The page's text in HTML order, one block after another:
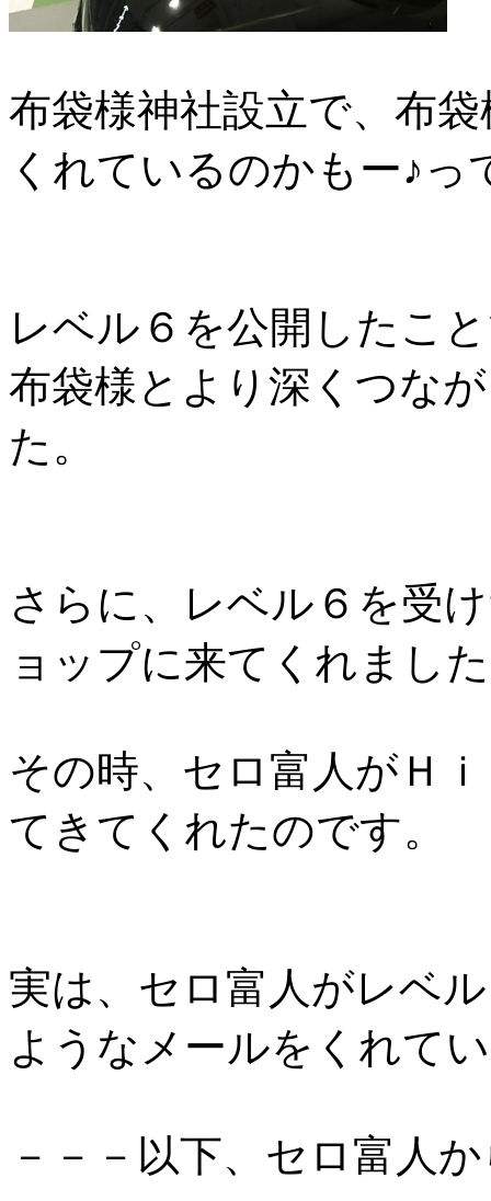
布袋様神社設立で、布
くれているのかもー♪っ
レベル６を公開したこ
布袋様とより深くつな
た。
さらに、レベル６を受
ョップに来てくれまし
その時、セロ富人がＨ
てきてくれたのです。
実は、セロ富人がレベ
ようなメールをくれて
－－－以下、セロ富人